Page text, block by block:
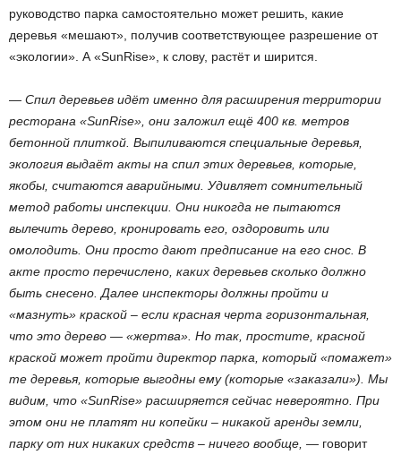
руководство парка самостоятельно может решить, какие
деревья «мешают», получив соответствующее разрешение от
«экологии». А «SunRise», к слову, растёт и ширится.
— Спил деревьев идёт именно для расширения территории
ресторана «SunRise», они заложил ещё 400 кв. метров
бетонной плиткой. Выпиливаются специальные деревья,
экология выдаёт акты на спил этих деревьев, которые,
якобы, считаются аварийными. Удивляет сомнительный
метод работы инспекции. Они никогда не пытаются
вылечить дерево, кронировать его, оздоровить или
омолодить. Они просто дают предписание на его снос. В
акте просто перечислено, каких деревьев сколько должно
быть снесено. Далее инспекторы должны пройти и
«мазнуть» краской – если красная черта горизонтальная,
что это дерево — «жертва». Но так, простите, красной
краской может пройти директор парка, который «помажет»
те деревья, которые выгодны ему (которые «заказали»). Мы
видим, что «SunRise» расширяется сейчас невероятно. При
этом они не платят ни копейки – никакой аренды земли,
парку от них никаких средств – ничего вообще, — говорит